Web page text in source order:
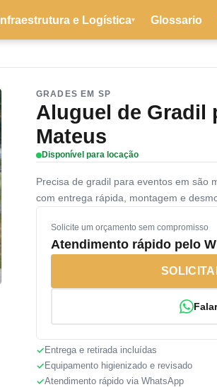
Infraestrutura e Logística▾ Glossario
GRADES EM SP
Aluguel de Gradil
Mateus
Disponível para locação
Precisa de gradil para eventos em são
com entrega rápida, montagem e
Solicite um orçamento sem compromisso
Atendimento rápido pelo
Entrega e retirada incluídas
Equipamento higienizado e revisado
Atendimento rápido via WhatsApp